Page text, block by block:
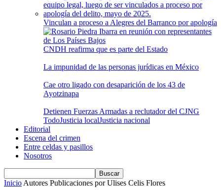
Vinculan a proceso a Alegres del Barranco por apología
CNDH reafirma que es parte del Estado
La impunidad de las personas jurídicas en México
Cae otro ligado con desaparición de los 43 de
Ayotzinapa
Detienen Fuerzas Armadas a reclutador del CJNG
TodoJusticia localJusticia nacional
Editorial
Escena del crimen
Entre celdas y pasillos
Nosotros
Inicio Autores Publicaciones por Ulises Celis Flores